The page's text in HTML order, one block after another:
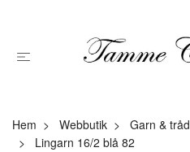
Hem Webbutik Garn & tråd
Lingarn 16/2 blå 82